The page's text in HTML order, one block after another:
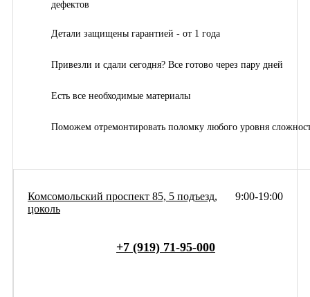
дефектов
Детали защищены гарантией - от 1 года
Привезли и сдали сегодня? Все готово через пару дней
Есть все необходимые материалы
Поможем отремонтировать поломку любого уровня
9:00-19:00
Комсомольский проспект 85, 5 подъезд,
цоколь
+7 (919) 71-95-000